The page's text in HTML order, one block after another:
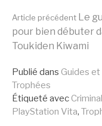
Lire
la
suite
Article précédent Le
pour bien débuter
Toukiden Kiwami
Publié dans Guides
Trophées
Étiqueté avec
PlayStation Vita,